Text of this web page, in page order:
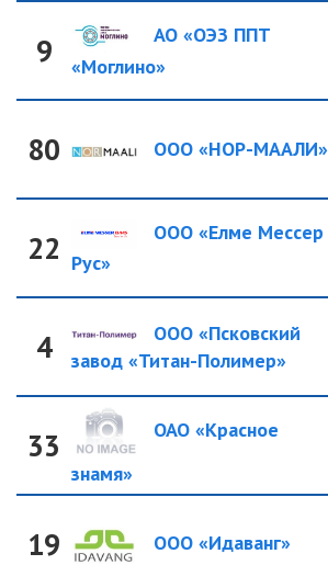
9
АО «ОЭЗ ППТ
«Моглино»
80 ООО «НОР-МААЛИ»
22
ООО «Елме Мессер
Рус»
4
ООО «Псковский
завод «Титан-Полимер»
33
ОАО «Красное
знамя»
19 ООО «Идаванг»